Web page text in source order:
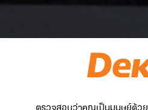
ตรวจสอบว่าคุณเป็นมนุษย์ด้วย